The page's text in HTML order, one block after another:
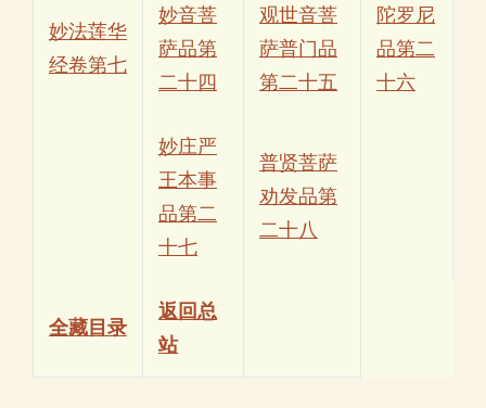
妙法莲华
经卷第七
妙音菩
萨品第
二十四
观世音菩
萨普门品
第二十五
陀罗尼
品第二
十六
妙庄严
王本事
品第二
十七
普贤菩萨
劝发品第
二十八
全藏目录
返回总
站